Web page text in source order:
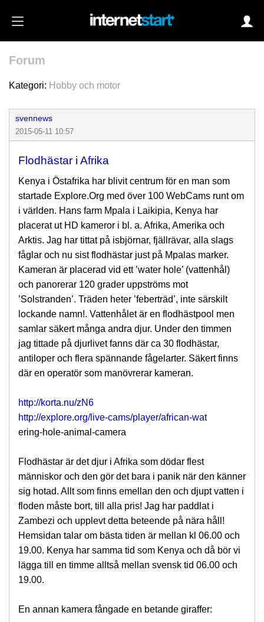
Forum
Kategori: Hobby och motor
svennews
2015-05-11 10:57
Flodhästar i Afrika
Kenya i Östafrika har blivit centrum för en man som
startade Explore.Org med över 100 WebCams runt om
i världen. Hans farm Mpala i Laikipia, Kenya har
placerat ut HD kameror i bl. a. Afrika, Amerika och
Arktis. Jag har tittat på isbjörnar, fjällrävar, alla slags
fåglar och nu sist flodhästar just på Mpalas marker.
Kameran är placerad vid ett ’water hole’ (vattenhål)
och panorerar 120 grader uppströms mot
’Solstranden’. Träden heter ’feberträd’, inte särskilt
lockande namn!. Vattenhålet är en flodhästpool men
samlar säkert många andra djur. Under den timmen
jag tittade på djurlivet fanns där ca 30 flodhästar,
antiloper och flera spännande fågelarter. Säkert finns
där en operatör som manövrerar kameran.
http://korta.nu/zN6
http://explore.org/live-cams/player/african-wat
ering-hole-animal-camera
Flodhästar är det djur i Afrika som dödar flest
människor och den gör det bara i panik när den känner
sig hotad. Allt som finns emellan den och djupt vatten i
floden måste bort, till alla pris! Jag har paddlat i
Zambezi och upplevt detta beteende på nära håll!
Hemsidan talar om bästa tiden är mellan kl 06.00 och
19.00. Kenya har samma tid som Kenya och då bör vi
lägga till en timme alltså mellan svensk tid 06.00 och
19.00.
En annan kamera fångade en betande giraffer: